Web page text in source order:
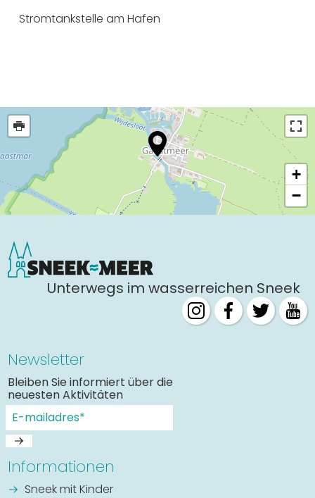
VVV Sneek
Stromtankstelle am Hafen
+
−
Unterwegs im wasserreichen Sneek
Newsletter
Bleiben Sie informiert über die
neuesten Aktivitäten
Informationen
Sneek mit Kinder